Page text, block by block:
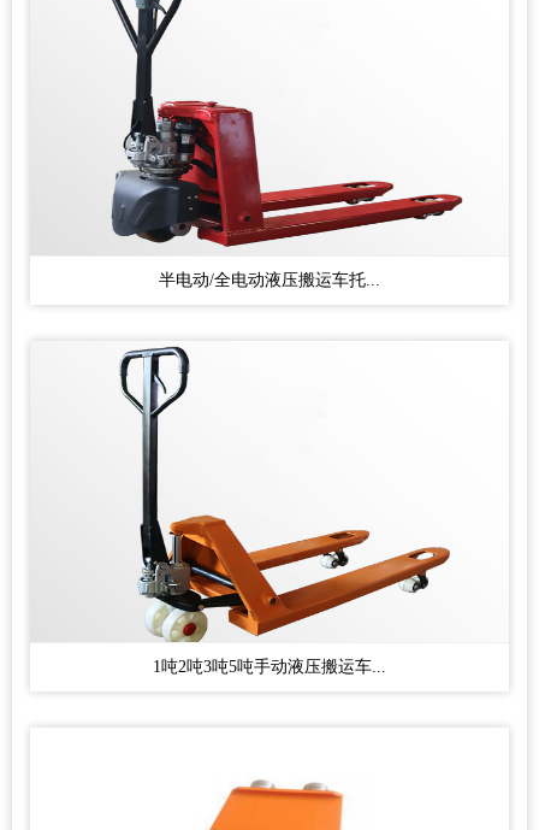
半电动/全电动液压搬运车托...
1吨2吨3吨5吨手动液压搬运车...